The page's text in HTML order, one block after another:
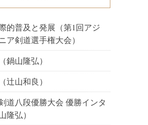
的普及と発展（第1回アジ
ア剣道選手権大会）
鍋山隆弘）
辻山和良）
道八段優勝大会 優勝インタ
隆弘）